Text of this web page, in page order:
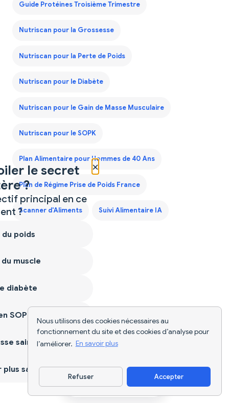
Nous utilisons des cookies nécessaires au
fonctionnement du site et des cookies d’analyse pour
l’améliorer. En savoir plus
Refuser Accepter
Guide Protéines Troisième Trimestre
Nutriscan pour la Grossesse
Nutriscan pour la Perte de Poids
Nutriscan pour le Diabète
Nutriscan pour le Gain de Masse Musculaire
Nutriscan pour le SOPK
Plan Alimentaire pour Hommes de 40 Ans
Plan de Régime Prise de Poids France
Scanner d'Aliments Suivi Alimentaire IA
Télécharger l'appli
×
le secret
?
principal en ce
?
poids
muscle
diabète
SOPK
saine
sain